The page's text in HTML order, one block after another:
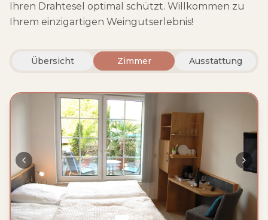
Ihren Drahtesel optimal schützt. Willkommen zu
Ihrem einzigartigen Weingutserlebnis!
Übersicht Zimmer Ausstattung